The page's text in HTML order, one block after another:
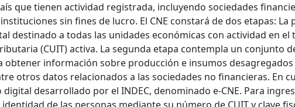
Comercio Exterior
Construcción
Sector Financiero
Empresas
que tienen actividad registrada, incluyendo sociedades
sin fines de lucro. El CNE constará de dos etapas:
destinado a todas las unidades económicas con actividad en
(CUIT) activa. La segunda etapa contempla un conjunto
obtener información sobre producción e insumos
otros datos relacionados a las sociedades no financieras. En
desarrollado por el INDEC, denominado e-CNE. Para